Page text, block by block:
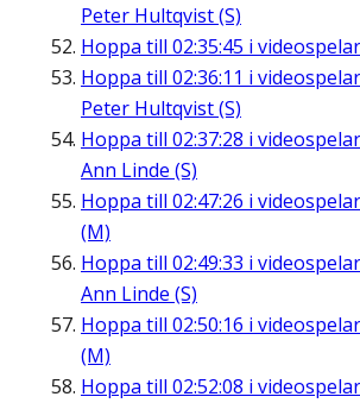
Peter Hultqvist (S)
Hoppa till 02:35:45 i
Hoppa till 02:36:11 i
Peter Hultqvist (S)
Hoppa till 02:37:28 i
Ann Linde (S)
Hoppa till 02:47:26 i
(M)
Hoppa till 02:49:33 i
Ann Linde (S)
Hoppa till 02:50:16 i
(M)
Hoppa till 02:52:08 i